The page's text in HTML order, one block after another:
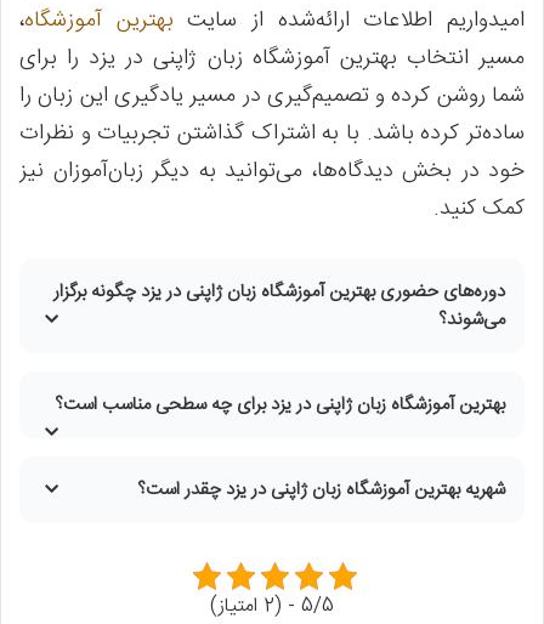
امیدواریم اطلاعات ارائه‌شده از سایت بهترین آموزشگاه،
مسیر انتخاب بهترین آموزشگاه زبان ژاپنی در یزد را برای
شما روشن کرده و تصمیم‌گیری در مسیر یادگیری این زبان را
ساده‌تر کرده باشد. با به اشتراک گذاشتن تجربیات و نظرات
خود در بخش دیدگاه‌ها، می‌توانید به دیگر زبان‌آموزان نیز
کمک کنید.
دوره‌های حضوری بهترین آموزشگاه زبان ژاپنی در یزد چگونه برگزار
می‌شوند؟
بهترین آموزشگاه زبان ژاپنی در یزد برای چه سطحی مناسب است؟
شهریه بهترین آموزشگاه زبان ژاپنی در یزد چقدر است؟
5/5 - (2 امتیاز)